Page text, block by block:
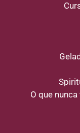
O que